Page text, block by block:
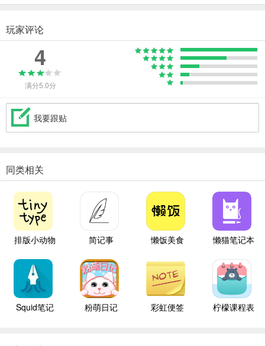
玩家评论
4
满分5.0分
我要跟贴
同类相关
排版小动物 简记事 懒饭美食 懒猫笔记本
Squid笔记 粉萌日记 彩虹便签 柠檬课程表